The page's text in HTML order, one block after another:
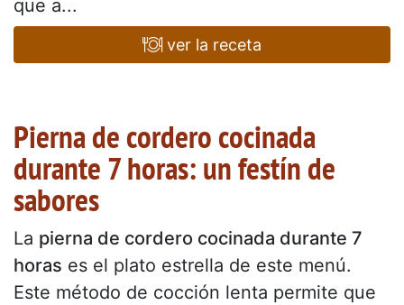
que a...
ver la receta
Pierna de cordero cocinada
durante 7 horas: un festín de
sabores
La pierna de cordero cocinada durante 7
horas es el plato estrella de este menú.
Este método de cocción lenta permite que